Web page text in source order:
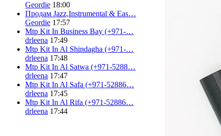
Geordie 18:00
Продам Jazz,Instrumental & Eas…
Geordie 17:57
Mtp Kit In Business Bay (+971-…
drleena 17:49
Mtp Kit In Al Shindagha (+971-…
drleena 17:48
Mtp Kit In Al Satwa (+971-5288…
drleena 17:47
Mtp Kit In Al Safa (+971-52886…
drleena 17:45
Mtp Kit In Al Rifa (+971-52886…
drleena 17:44